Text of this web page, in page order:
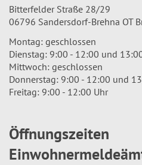
Bitterfelder Straße 28/29
06796 Sandersdorf-Brehna OT
Montag: geschlossen
Dienstag: 9:00 - 12:00 und
Mittwoch: geschlossen
Donnerstag: 9:00 - 12:00 und
Freitag: 9:00 - 12:00 Uhr
Öffnungszeiten